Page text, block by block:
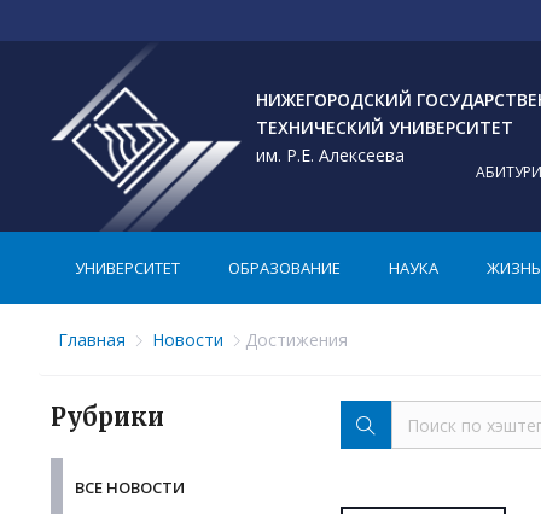
НИЖЕГОРОДСКИЙ
ТЕХНИЧЕСКИЙ УНИВЕРСИТЕТ
им. Р.Е. Алексеева
УНИВЕРСИТЕТ ОБРАЗОВАНИЕ НАУКА ЖИЗНЬ
Главная Новости Достижения
Рубрики
ВСЕ НОВОСТИ